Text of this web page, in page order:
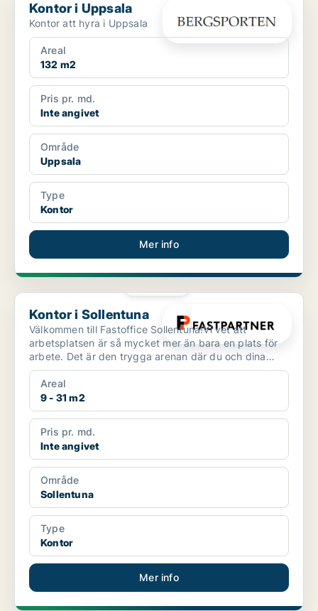
Kontor i Uppsala
Kontor att hyra i Uppsala
Areal
132 m2
Pris pr. md.
Inte angivet
Område
Uppsala
Type
Kontor
Mer info
Kontor i Sollentuna
Kontor i Sollentuna
Välkommen till Fastoffice Sollentuna!Vi vet att
arbetsplatsen är så mycket mer än bara en plats för
arbete. Det är den trygga arenan där du och dina
kollegor...
Areal
9 - 31 m2
Pris pr. md.
Inte angivet
Område
Sollentuna
Type
Kontor
Mer info